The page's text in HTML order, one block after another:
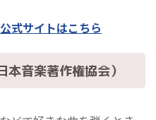
式サイトはこちら
本音楽著作権協会）